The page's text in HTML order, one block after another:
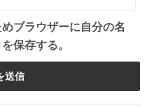
ブラウザーに自分の名
保存する。